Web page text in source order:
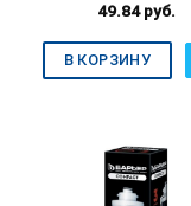
49.84руб.
В КОРЗИНУ